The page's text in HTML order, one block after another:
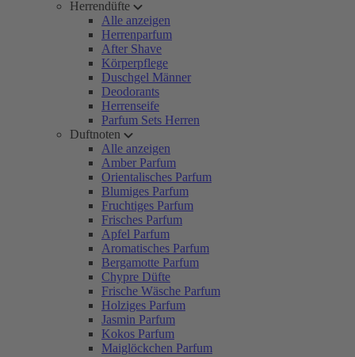
Herrendüfte
Alle anzeigen
Herrenparfum
After Shave
Körperpflege
Duschgel Männer
Deodorants
Herrenseife
Parfum Sets Herren
Duftnoten
Alle anzeigen
Amber Parfum
Orientalisches Parfum
Blumiges Parfum
Fruchtiges Parfum
Frisches Parfum
Apfel Parfum
Aromatisches Parfum
Bergamotte Parfum
Chypre Düfte
Frische Wäsche Parfum
Holziges Parfum
Jasmin Parfum
Kokos Parfum
Maiglöckchen Parfum